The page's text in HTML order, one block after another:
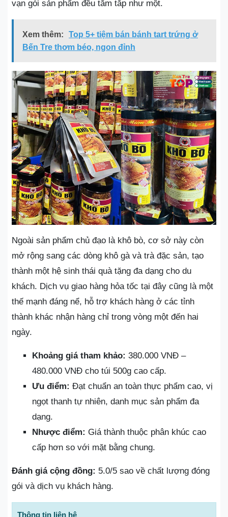
vạn gói sản phẩm đều tăm tắp như một.
Xem thêm:
Top 5+ tiệm bán bánh tart trứng ở
Bến Tre thơm béo, ngon đỉnh
Ngoài sản phẩm chủ đạo là khô bò, cơ sở này còn
mở rộng sang các dòng khô gà và trà đặc sản, tạo
thành một hệ sinh thái quà tặng đa dạng cho du
khách. Dịch vụ giao hàng hỏa tốc tại đây cũng là một
thế mạnh đáng nể, hỗ trợ khách hàng ở các tỉnh
thành khác nhận hàng chỉ trong vòng một đến hai
ngày.
Khoảng giá tham khảo: 380.000 VNĐ –
480.000 VNĐ cho túi 500g cao cấp.
Ưu điểm: Đạt chuẩn an toàn thực phẩm cao, vị
ngọt thanh tự nhiên, danh mục sản phẩm đa
dạng.
Nhược điểm: Giá thành thuộc phân khúc cao
cấp hơn so với mặt bằng chung.
Đánh giá cộng đồng: 5.0/5 sao về chất lượng đóng
gói và dịch vụ khách hàng.
Thông tin liên hệ